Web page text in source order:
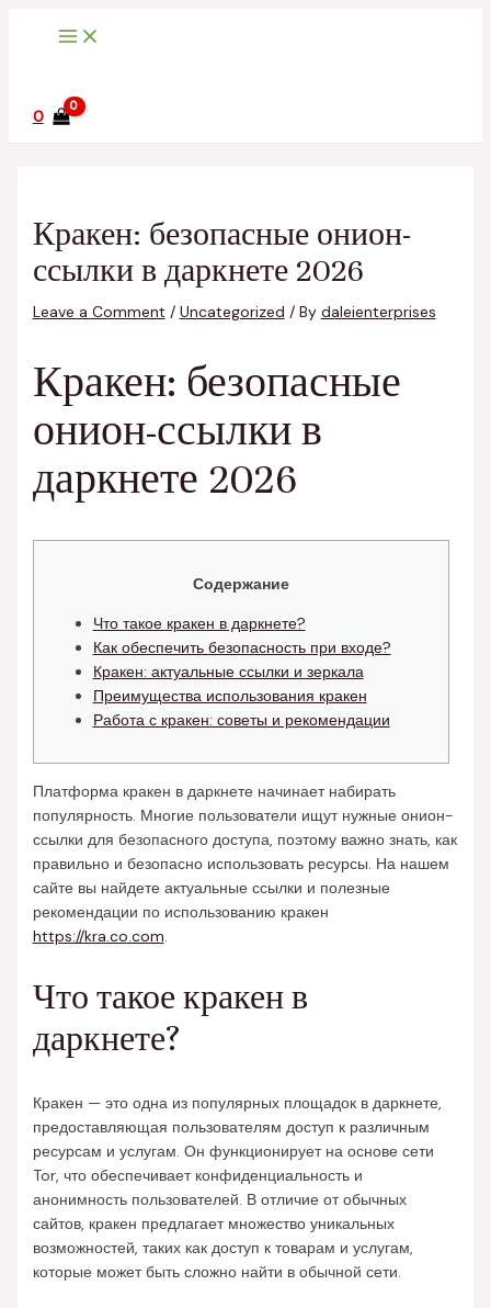
0
Кракен: безопасные онион-
ссылки в даркнете 2026
Leave a Comment / Uncategorized / By daleienterprises
Кракен: безопасные
онион-ссылки в
даркнете 2026
Содержание
Что такое кракен в даркнете?
Как обеспечить безопасность при входе?
Кракен: актуальные ссылки и зеркала
Преимущества использования кракен
Работа с кракен: советы и рекомендации
Платформа кракен в даркнете начинает набирать
популярность. Многие пользователи ищут нужные онион-
ссылки для безопасного доступа, поэтому важно знать, как
правильно и безопасно использовать ресурсы. На нашем
сайте вы найдете актуальные ссылки и полезные
рекомендации по использованию кракен
https://kra.co.com.
Что такое кракен в
даркнете?
Кракен — это одна из популярных площадок в даркнете,
предоставляющая пользователям доступ к различным
ресурсам и услугам. Он функционирует на основе сети
Tor, что обеспечивает конфиденциальность и
анонимность пользователей. В отличие от обычных
сайтов, кракен предлагает множество уникальных
возможностей, таких как доступ к товарам и услугам,
которые может быть сложно найти в обычной сети.
navigation
here..